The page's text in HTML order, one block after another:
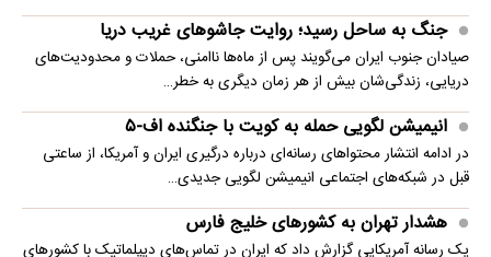
جنگ به ساحل رسید؛ روایت جاشوهای غریب دریا
صیادان جنوب ایران می‌گویند پس از ماه‌ها ناامنی، حملات و محدودیت‌های
دریایی، زندگی‌شان بیش از هر زمان دیگری به خطر…
انیمیشن لگویی حمله به کویت با جنگنده اف-۵
در ادامه انتشار محتواهای رسانه‌ای درباره درگیری ایران و آمریکا، از ساعتی
قبل در شبکه‌های اجتماعی انیمیشن لگویی جدیدی…
هشدار تهران به کشورهای خلیج فارس
یک رسانه آمریکایی گزارش داد که ایران در تماس‌های دیپلماتیک با کشورهای